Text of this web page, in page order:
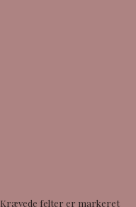
Krævede felter er markeret